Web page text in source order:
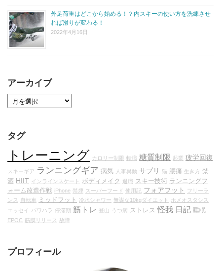
外足荷重はどこから始める！？内スキーの使い方を洗練させ
れば滑りが変わる！
2022年4月16日
アーカイブ
タグ
トレーニング カロリー制限 転職 糖質制限 起業 疲労回復
スキーギア ランニングギア 病気 人事異動 サプリ 猫 腰痛 生き方 禁
酒 HIIT インラインスケート ボディメイク 退職 スキー技術 ランニングフ
ォーム改造作戦 iPhone 禁煙 スーパーフード 使用記 フォアフット
フリーラ
ンス 自転車 ミッドフット 冷水シャワー 無謀な10kgダイエット
ホメオスタシス
エッセイ パワハラ 停滞期 筋トレ 登山 うつ病 ストレス 怪我 日記 睡眠
EPOC 筋膜リリース 故障
プロフィール